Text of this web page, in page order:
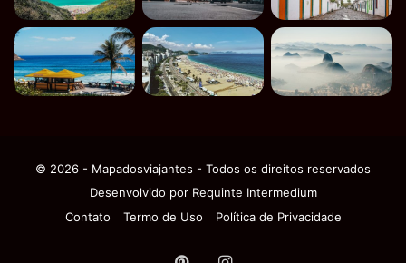
© 2026 - Mapadosviajantes - Todos os direitos reservados
Desenvolvido por Requinte Intermedium
Contato
Termo de Uso Política de Privacidade